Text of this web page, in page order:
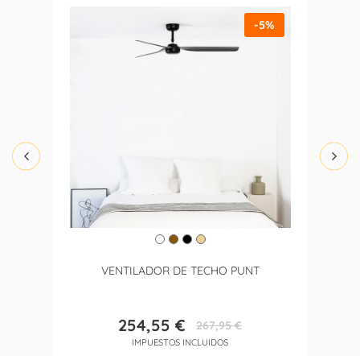
VENTILADOR DE TECHO PUNT
Precio
254,55 €Precio
base
267,95 €
IMPUESTOS INCLUIDOS
-5%